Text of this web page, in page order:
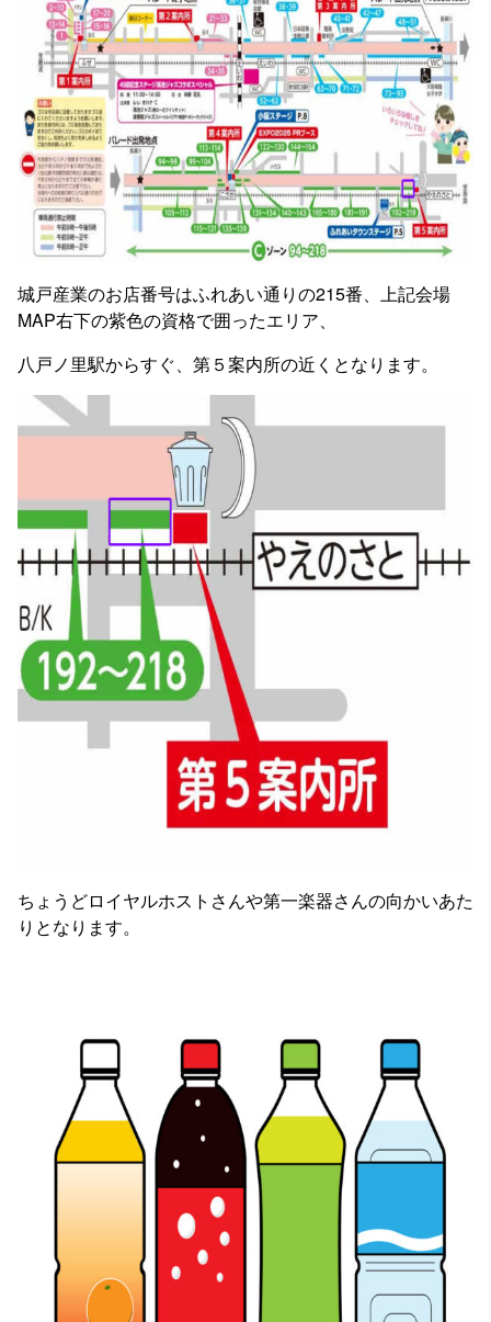
城戸産業のお店番号はふれあい通りの215番、上記会場
MAP右下の紫色の資格で囲ったエリア、
八戸ノ里駅からすぐ、第５案内所の近くとなります。
ちょうどロイヤルホストさんや第一楽器さんの向かいあた
りとなります。